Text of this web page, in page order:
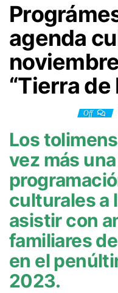
agenda
“Tierra de
Off
Los
vez más
culturales a
asistir con
familiares
en el
2023.